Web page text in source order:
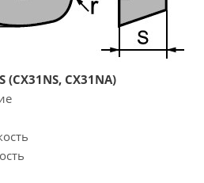
(CX31NS, CX31NA)